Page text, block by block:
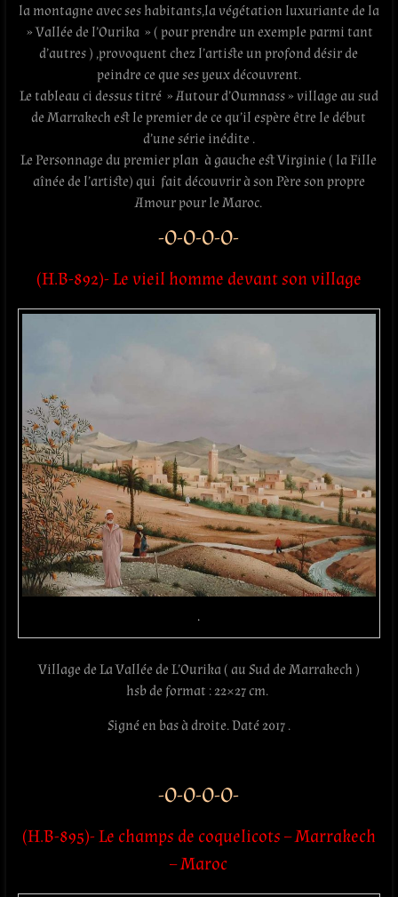
la montagne avec ses habitants,la végétation luxuriante de la
» Vallée de l’Ourika » ( pour prendre un exemple parmi tant
d’autres ) ,provoquent chez l’artiste un profond désir de
peindre ce que ses yeux découvrent.
Le tableau ci dessus titré » Autour d’Oumnass » village au sud
de Marrakech est le premier de ce qu’il espère être le début
d’une série inédite .
Le Personnage du premier plan à gauche est Virginie ( la Fille
aînée de l’artiste) qui fait découvrir à son Père son propre
Amour pour le Maroc.
-O-O-O-O-
(H.B-892)- Le vieil homme devant son village
.
Village de La Vallée de L’Ourika ( au Sud de Marrakech )
hsb de format : 22×27 cm.
Signé en bas à droite. Daté 2017 .
-O-O-O-O-
(H.B-895)- Le champs de coquelicots – Marrakech
– Maroc